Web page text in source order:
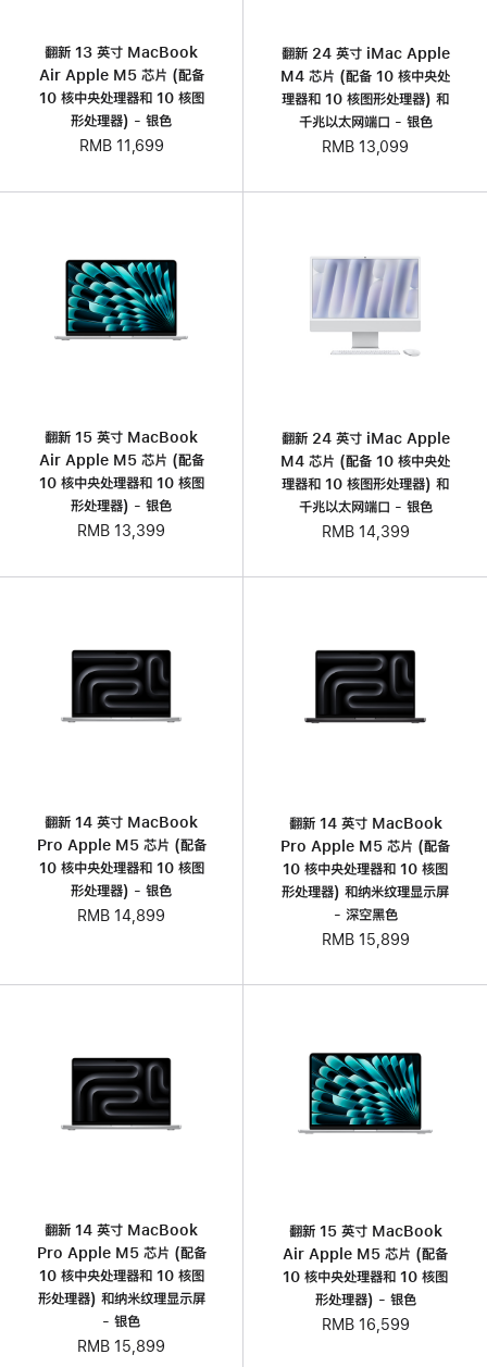
翻新 13 英寸 MacBook
Air Apple M5 芯片 (配备
10 核中央处理器和 10 核图
形处理器) - 银色
RMB 11,699
翻新 24 英寸 iMac Apple
M4 芯片 (配备 10 核中央处
理器和 10 核图形处理器) 和
千兆以太网端口 - 银色
RMB 13,099
翻新 15 英寸 MacBook
Air Apple M5 芯片 (配备
10 核中央处理器和 10 核图
形处理器) - 银色
RMB 13,399
翻新 24 英寸 iMac Apple
M4 芯片 (配备 10 核中央处
理器和 10 核图形处理器) 和
千兆以太网端口 - 银色
RMB 14,399
翻新 14 英寸 MacBook
Pro Apple M5 芯片 (配‍备
10 核中央处理器和 10 核图
形处理器) - 银色
RMB 14,899
翻新 14 英寸 MacBook
Pro Apple M5 芯片 (配‍备
10 核中央处理器和 10 核图
形处理器) 和纳米纹理显示屏
- 深空黑色
RMB 15,899
翻新 14 英寸 MacBook
Pro Apple M5 芯片 (配‍备
10 核中央处理器和 10 核图
形处理器) 和纳米纹理显示屏
- 银色
RMB 15,899
翻新 15 英寸 MacBook
Air Apple M5 芯片 (配备
10 核中央处理器和 10 核图
形处理器) - 银色
RMB 16,599